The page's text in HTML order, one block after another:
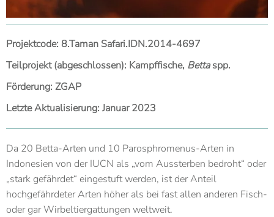
Projektcode: 8.Taman Safari.IDN.2014-4697
Teilprojekt (abgeschlossen): Kampffische, Bettaspp.
Förderung: ZGAP
Letzte Aktualisierung: Januar 2023
Da 20 Betta-Arten und 10 Parosphromenus-Arten in
Indonesien von der IUCN als „vom Aussterben bedroht“ oder
„stark gefährdet“ eingestuft werden, ist der Anteil
hochgefährdeter Arten höher als bei fast allen anderen Fisch-
oder gar Wirbeltiergattungen weltweit.